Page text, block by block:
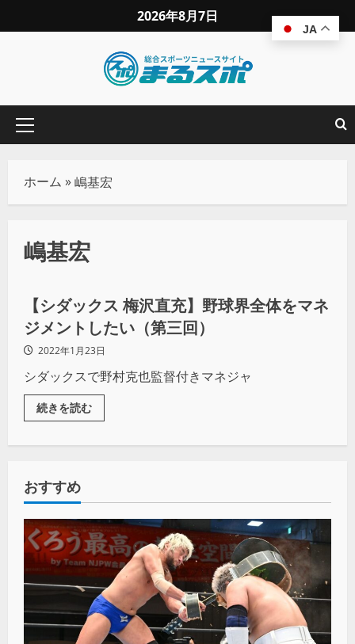
2026年8月7日
ホーム »嶋基宏
嶋基宏
スペシャリスト
【シダックス 梅沢直充】野球界全体をマネ
ジメントしたい（第三回）
2022年1月23日
シダックスで野村克也監督付きマネジャ
続きを読む
おすすめ
JA